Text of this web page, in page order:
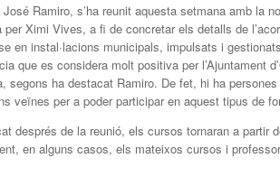
José Ramiro, s’ha reunit aquesta setmana amb la
per Ximi Vives, a fi de concretar els detalls de
en instal·lacions municipals, impulsats i
que es considera molt positiva per l’Ajuntament
segons ha destacat Ramiro. De fet, hi ha
veïnes per a poder participar en aquest tipus de
després de la reunió, els cursos tornaran a partir
en alguns casos, els mateixos cursos i